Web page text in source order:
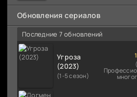
намного
Обновления сериалов
Последние 7 обновлений
Угроза
(2023)
(1-5 сезон)